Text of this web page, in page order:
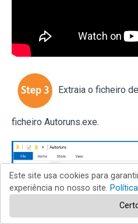
Extraia o ficheiro
ficheiro Autoruns.exe.
Este site usa cookies para
experiência no nosso site.